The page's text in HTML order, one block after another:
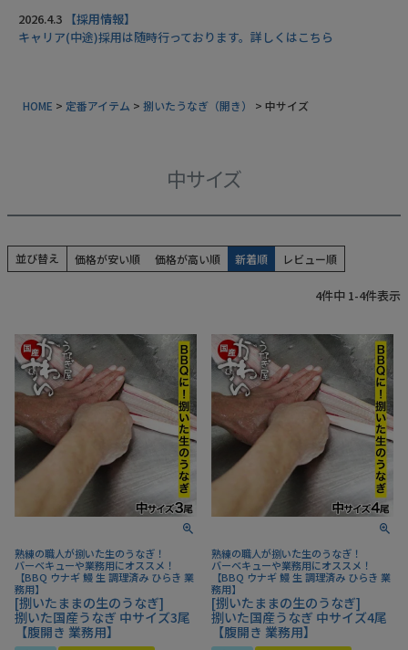
2026.4.3 【採用情報】
キャリア(中途)採用は随時行っております。詳しくはこちら
HOME 定番アイテム 捌いたうなぎ（開き） 中サイズ
中サイズ
並び替え 価格が安い順 価格が高い順 新着順 レビュー順
4件中 1-4件表示
熟練の職人が捌いた生のうなぎ！
バーベキューや業務用にオススメ！
【BBQ ウナギ 鰻 生 調理済み ひらき 業
務用】
[捌いたままの生のうなぎ]
捌いた国産うなぎ 中サイズ3尾
【腹開き 業務用】
熟練の職人が捌いた生のうなぎ！
バーベキューや業務用にオススメ！
【BBQ ウナギ 鰻 生 調理済み ひらき 業
務用】
[捌いたままの生のうなぎ]
捌いた国産うなぎ 中サイズ4尾
【腹開き 業務用】
きざみうなぎ
業務用商品
地元和歌山の逸品
おすすめ海産物
インフォーメーション
うなぎ屋かわすいについて
商品一覧
ご利用ガイド
採用について